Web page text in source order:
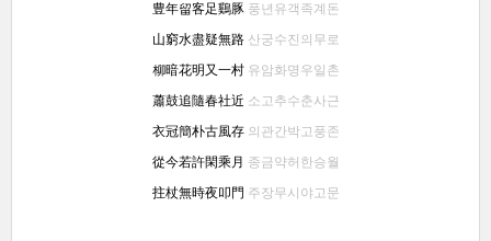
豊年留客足鷄豚 풍년유객족계돈
山窮水盡疑無路 산궁수진의무로
柳暗花明又一村 유암화명우일촌
蕭鼓追隨春社近 소고추수춘사근
衣冠簡朴古風存 의관간박고풍존
從今若許閑乘月 종금약허한승월
拄杖無時夜叩門 주장무시야고문